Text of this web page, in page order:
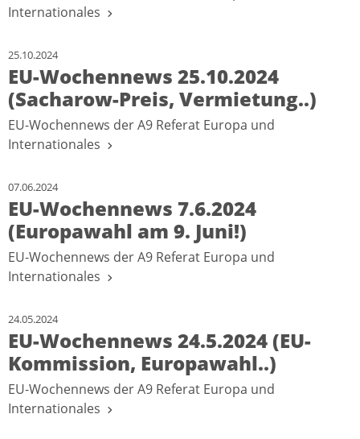
Internationales
25.10.2024
EU-Wochennews 25.10.2024
(Sacharow-Preis, Vermietung..)
EU-Wochennews der A9 Referat Europa und
Internationales
07.06.2024
EU-Wochennews 7.6.2024
(Europawahl am 9. Juni!)
EU-Wochennews der A9 Referat Europa und
Internationales
24.05.2024
EU-Wochennews 24.5.2024 (EU-
Kommission, Europawahl..)
EU-Wochennews der A9 Referat Europa und
Internationales